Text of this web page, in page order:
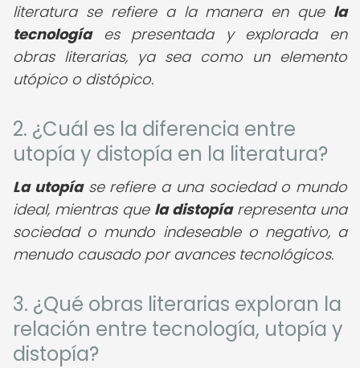
literatura se refiere a la manera en que la
tecnologíaes presentada y explorada en
obras literarias, ya sea como un elemento
utópico o distópico.
2. ¿Cuál es la diferencia entre
utopía y distopía en la literatura?
La utopíase refiere a una sociedad o mundo
ideal, mientras que la distopíarepresenta una
sociedad o mundo indeseable o negativo, a
menudo causado por avances tecnológicos.
3. ¿Qué obras literarias exploran la
relación entre tecnología, utopía y
distopía?